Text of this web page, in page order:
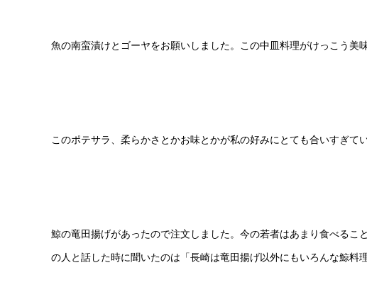
魚の南蛮漬けとゴーヤをお願いしました。この中皿料理がけっこう美
このポテサラ、柔らかさとかお味とかが私の好みにとても合いすぎて
鯨の竜田揚げがあったので注文しました。今の若者はあまり食べる
の人と話した時に聞いたのは「長崎は竜田揚げ以外にもいろんな鯨料